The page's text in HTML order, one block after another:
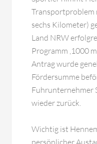
Transportproblem
sechs Kilometer)
Land NRW
Programm ,1000
Antrag wurde
Fördersumme
Fuhrunternehmer
wieder zurück.
Wichtig ist
persönlicher